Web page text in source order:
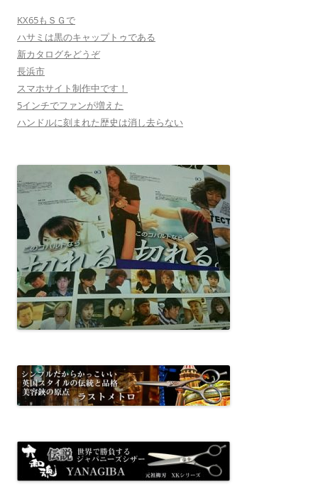
KX65もＳＧで
ハサミは黒のキャップトゥである
新カタログをどうぞ
長浜市
スマホサイト制作中です！
5インチでファンが増えた
ハンドルに刻まれた歴史は消し去らない